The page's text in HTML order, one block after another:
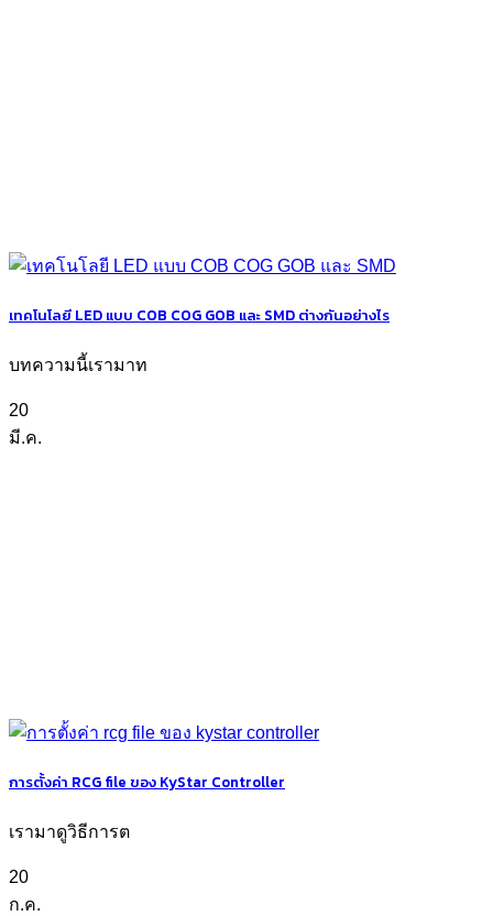
เทคโนโลยี LED แบบ COB COG GOB และ SMD ต่างกันอย่างไร
บทความนี้เรามาท
20
มี.ค.
การตั้งค่า RCG file ของ KyStar Controller
เรามาดูวิธีการต
20
ก.ค.